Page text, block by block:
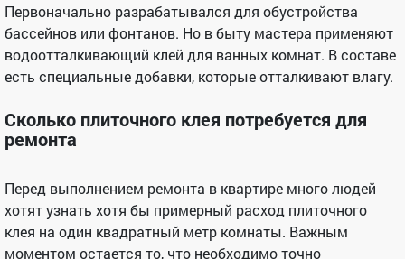
Первоначально разрабатывался для обустройства
бассейнов или фонтанов. Но в быту мастера применяют
водоотталкивающий клей для ванных комнат. В составе
есть специальные добавки, которые отталкивают влагу.
Сколько плиточного клея потребуется для
ремонта
Перед выполнением ремонта в квартире много людей
хотят узнать хотя бы примерный расход плиточного
клея на один квадратный метр комнаты. Важным
моментом остается то, что необходимо точно